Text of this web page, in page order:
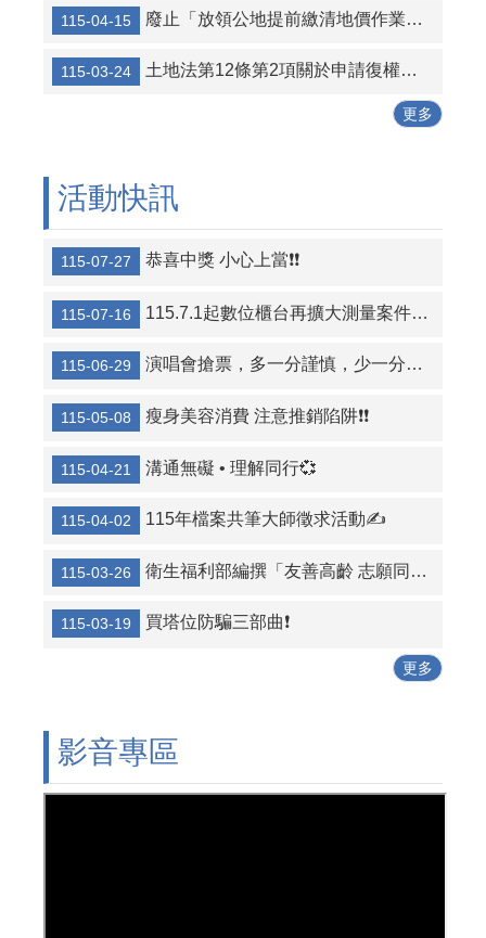
115-04-15 廢止「放領公地提前繳清地價作業須知」
115-03-24 土地法第12條第2項關於申請復權登記無民法第125條消滅時效適用之解釋令
更多
活動快訊
115-07-27 恭喜中獎 小心上當❗❗
115-07-16 115.7.1起數位櫃台再擴大測量案件全程網路申請案件之項目
115-06-29 演唱會搶票，多一分謹慎，少一分損失​​​​​​​​​​​​​​❗
115-05-08 瘦身美容消費 注意推銷陷阱❗❗
115-04-21 溝通無礙 • 理解同行💞
115-04-02 115年檔案共筆大師徵求活動✍️
115-03-26 衛生福利部編撰「友善高齡 志願同行」高齡志工服務手冊
115-03-19 買塔位防騙三部曲❗
更多
影音專區